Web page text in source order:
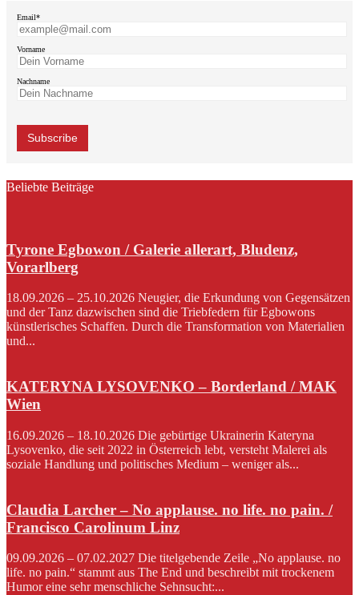
Email*
Vorname
Nachname
Beliebte Beiträge
Tyrone Egbowon / Galerie allerart, Bludenz,
Vorarlberg
18.09.2026 – 25.10.2026 Neugier, die Erkundung von Gegensätzen
und der Tanz dazwischen sind die Triebfedern für Egbowons
künstlerisches Schaffen. Durch die Transformation von Materialien
und...
KATERYNA LYSOVENKO – Borderland / MAK
Wien
16.09.2026 – 18.10.2026 Die gebürtige Ukrainerin Kateryna
Lysovenko, die seit 2022 in Österreich lebt, versteht Malerei als
soziale Handlung und politisches Medium – weniger als...
Claudia Larcher – No applause. no life. no pain. /
Francisco Carolinum Linz
09.09.2026 – 07.02.2027 Die titelgebende Zeile „No applause. no
life. no pain.“ stammt aus The End und beschreibt mit trockenem
Humor eine sehr menschliche Sehnsucht:...